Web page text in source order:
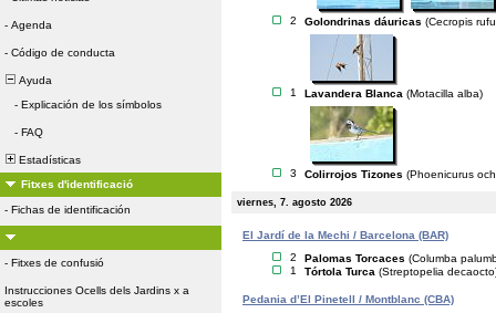
- Agenda
- Código de conducta
Ayuda
- Explicación de los símbolos
- FAQ
Estadísticas
Fitxes d'identificació
- Fichas de identificación
- Fitxes de confusió
Instrucciones Ocells dels Jardins x a
escoles
2 Golondrinas dáuricas (Cecropis
1 Lavandera Blanca (Motacilla alba)
3 Colirrojos Tizones (Phoenicurus
viernes, 7. agosto 2026
El Jardí de la Mechi / Barcelona (BAR)
2
Palomas Torcaces (Columba
1
Tórtola Turca (Streptopelia
Pedania d’El Pinetell / Montblanc (CBA)